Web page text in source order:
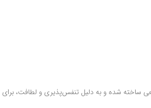
ساخته شده و به دلیل تنفس‌پذیری و لطافت، برای